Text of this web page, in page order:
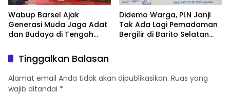
Wabup Barsel Ajak
Generasi Muda Jaga Adat
dan Budaya di Tengah
Didemo Warga, PLN Janji
Tak Ada Lagi Pemadaman
Bergilir di Barito Selatan
Tinggalkan Balasan
Alamat email Anda tidak akan dipublikasikan. Ruas yang
wajib ditandai *